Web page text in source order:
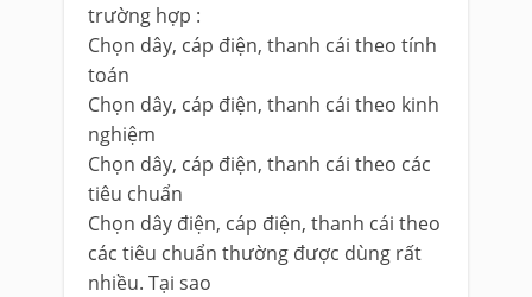
trường hợp :
Chọn dây, cáp điện, thanh cái theo tính
toán
Chọn dây, cáp điện, thanh cái theo kinh
nghiệm
Chọn dây, cáp điện, thanh cái theo các
tiêu chuẩn
Chọn dây điện, cáp điện, thanh cái theo
các tiêu chuẩn thường được dùng rất
nhiều. Tại sao